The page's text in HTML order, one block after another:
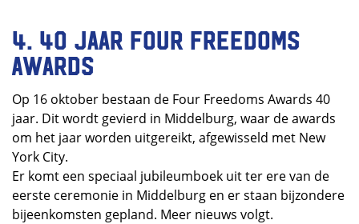
4. 40 jaar Four Freedoms
Awards
Op 16 oktober bestaan de Four Freedoms Awards 40
jaar. Dit wordt gevierd in Middelburg, waar de awards
om het jaar worden uitgereikt, afgewisseld met New
York City.
Er komt een speciaal jubileumboek uit ter ere van de
eerste ceremonie in Middelburg en er staan bijzondere
bijeenkomsten gepland. Meer nieuws volgt.